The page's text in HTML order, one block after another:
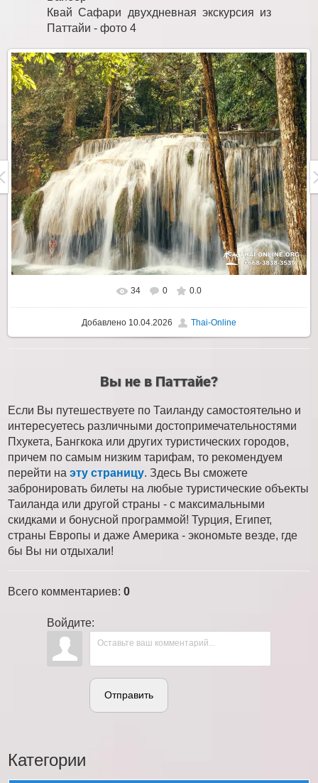
Квай Сафари двухдневная экскурсия из
Паттайи - фото 4
34 0 0.0
Добавлено 10.04.2026 Thai-Online
Вы не в Паттайе?
Если Вы путешествуете по Таиланду самостоятельно и
интересуетесь различными достопримечательностями
Пхукета, Бангкока или других туристических городов,
причем по самым низким тарифам, то рекомендуем
перейти на эту страницу. Здесь Вы сможете
забронировать билеты на любые туристические объекты
Таиланда или другой страны - с максимальными
скидками и бонусной программой! Турция, Египет,
страны Европы и даже Америка - экономьте везде, где
бы Вы ни отдыхали!
Всего комментариев: 0
Войдите:
Отправить
Категории